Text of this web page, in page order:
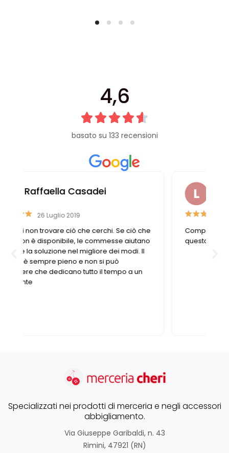
4,6
basato su 133 recensioni
Liviana Antolini
15 Settembre 2023
Competenza e gentilezza caratterizzano
questo negozio fornitissimo nel suo genere.
Specializzati nei prodotti di merceria e negli accessori
abbigliamento.
Via Giuseppe Garibaldi, n. 43
Rimini, 47921 (RN)